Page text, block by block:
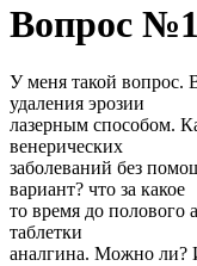
Вопрос
У меня такой вопрос.
удаления эрозии
лазерным способом.
венерических
заболеваний без
вариант? что за какое
то время до полового
таблетки
аналгина. Можно ли?